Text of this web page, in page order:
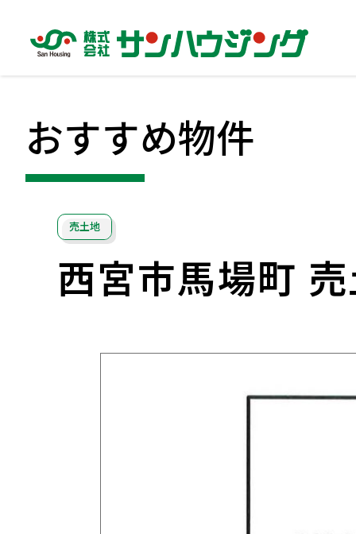
おすすめ物件
売土地
西宮市馬場町